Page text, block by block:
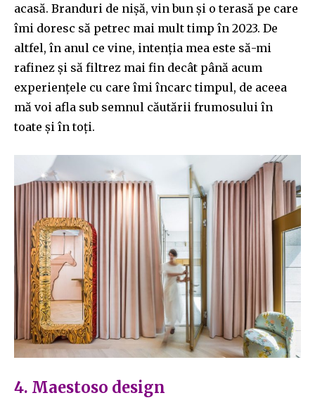
acasă. Branduri de nișă, vin bun și o terasă pe care
îmi doresc să petrec mai mult timp în 2023. De
altfel, în anul ce vine, intenția mea este să-mi
rafinez și să filtrez mai fin decât până acum
experiențele cu care îmi încarc timpul, de aceea
mă voi afla sub semnul căutării frumosului în
toate și în toți.
4. Maestoso design